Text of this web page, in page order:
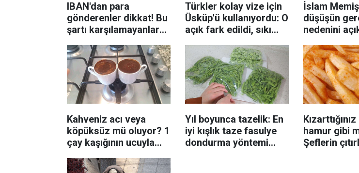
IBAN'dan para
gönderenler dikkat! Bu
şartı karşılamayanlar
Türkler kolay vize için
Üsküp'ü kullanıyordu: O
açık fark edildi, sıkı
İslam
düşüşün
nedenini
Kahveniz acı veya
köpüksüz mü oluyor? 1
çay kaşığının ucuyla
yumuşuyor
Yıl boyunca tazelik: En
iyi kışlık taze fasulye
dondurma yöntemi
hamur gibi
Şeflerin